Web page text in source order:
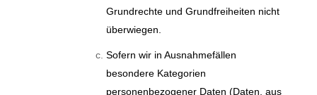
Grundrechte und Grundfreiheiten nicht
überwiegen.
Sofern wir in Ausnahmefällen
besondere Kategorien
personenbezogener Daten (Daten, aus